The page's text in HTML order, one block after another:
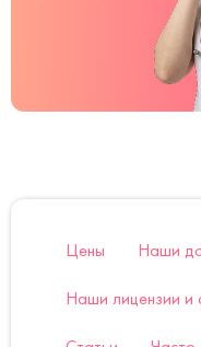
Цены Наши
Наши лицензии и